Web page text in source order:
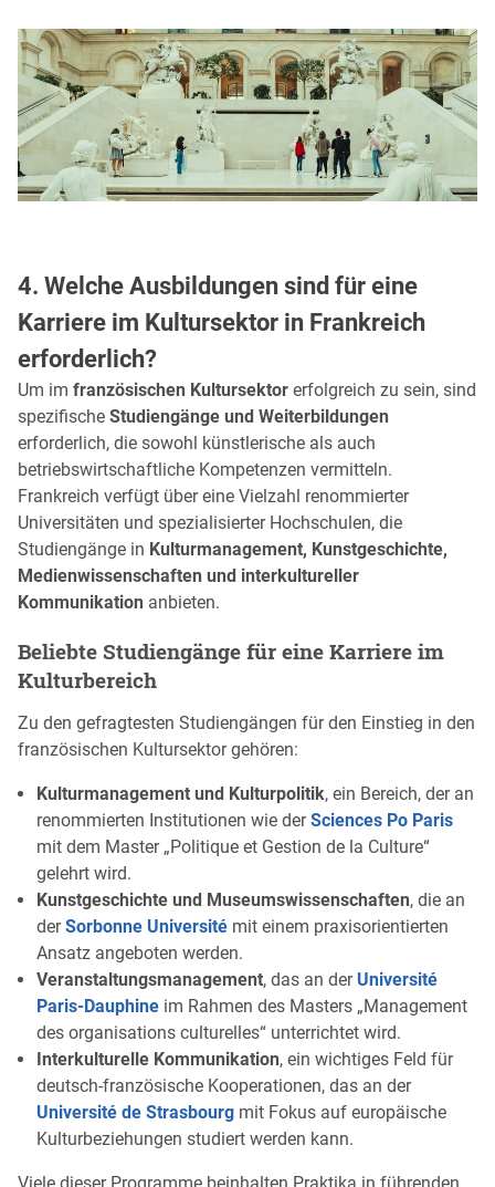
4. Welche Ausbildungen sind für eine
Karriere im Kultursektor in Frankreich
erforderlich?
Um im französischen Kultursektor erfolgreich zu sein, sind
spezifische Studiengänge und Weiterbildungen
erforderlich, die sowohl künstlerische als auch
betriebswirtschaftliche Kompetenzen vermitteln.
Frankreich verfügt über eine Vielzahl renommierter
Universitäten und spezialisierter Hochschulen, die
Studiengänge in Kulturmanagement, Kunstgeschichte,
Medienwissenschaften und interkultureller
Kommunikation anbieten.
Beliebte Studiengänge für eine Karriere im
Kulturbereich
Zu den gefragtesten Studiengängen für den Einstieg in den
französischen Kultursektor gehören:
Kulturmanagement und Kulturpolitik, ein Bereich, der an
renommierten Institutionen wie derSciences Po Paris
mit dem Master „Politique et Gestion de la Culture“
gelehrt wird.
Kunstgeschichte und Museumswissenschaften, die an
derSorbonne Université mit einem praxisorientierten
Ansatz angeboten werden.
Veranstaltungsmanagement, das an der Université
Paris-Dauphine im Rahmen des Masters „Management
des organisations culturelles“ unterrichtet wird.
Interkulturelle Kommunikation, ein wichtiges Feld für
deutsch-französische Kooperationen, das an der
Université de Strasbourg mit Fokus auf europäische
Kulturbeziehungen studiert werden kann.